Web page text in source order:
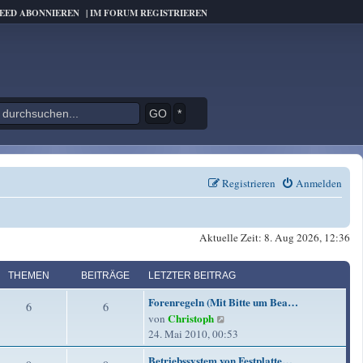
ABONNIEREN |IM FORUM REGISTRIEREN
*
Anmelden
Registrieren
Aktuelle Zeit: 8. Aug 2026, 12:36
THEMEN BEITRÄGE LETZTER BEITRAG
6T
6B
L
e
t
z
t
Forenregeln (Mit Bitte um Bea…
von Christoph
e
u
24. Mai 2010, 00:53
L